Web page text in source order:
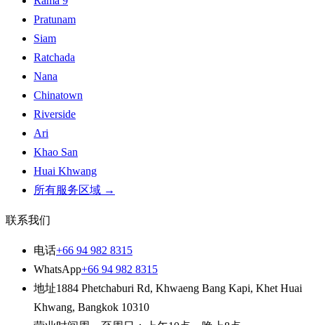
Pratunam
Siam
Ratchada
Nana
Chinatown
Riverside
Ari
Khao San
Huai Khwang
所有服务区域 →
联系我们
电话+66 94 982 8315
WhatsApp+66 94 982 8315
地址1884 Phetchaburi Rd, Khwaeng Bang Kapi, Khet Huai
Khwang, Bangkok 10310